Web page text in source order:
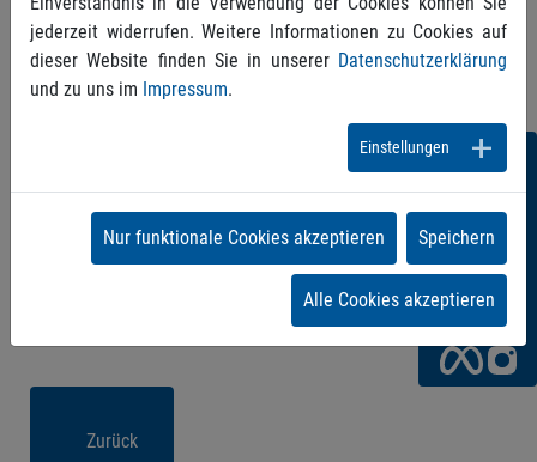
Folgen
Sie
uns!
Zurück
jederzeit widerrufen. Weitere Informationen zu Cookies auf
dieser Website finden Sie in unserer Datenschutzerklärung
und zu uns im Impressum.
Einstellungen
Nur funktionale Cookies akzeptieren Speichern
Alle Cookies akzeptieren